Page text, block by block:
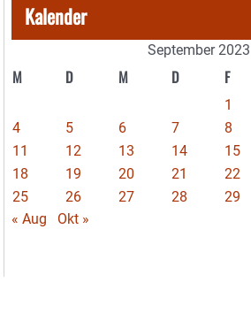
Kalender
September 2023
M D M D F
1
4
5 6 7 8
11
12 13 14 15
18
19 20 21 22
25
26 27 28 29
« Aug
Okt »